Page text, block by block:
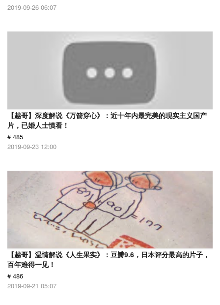
2019-09-26 06:07
【越哥】深度解说《万箭穿心》：近十年内最完美的现实主义国产
片，已婚人士慎看！
# 485
2019-09-23 12:00
【越哥】温情解说《人生果实》：豆瓣9.6，日本评分最高的片子，
百年难得一见！
# 486
2019-09-21 05:07